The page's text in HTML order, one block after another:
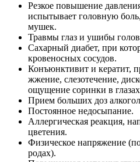
Резкое повышение
испытывает головную
мушек.
Травмы глаз и ушибы
Сахарный диабет, при
кровеносных сосудов.
Конъюнктивит и кератит,
жжение, слезотечение,
ощущение соринки в
Прием больших доз
Постоянное недосыпание.
Аллергическая реакция,
цветения.
Физическое напряжение
родах).